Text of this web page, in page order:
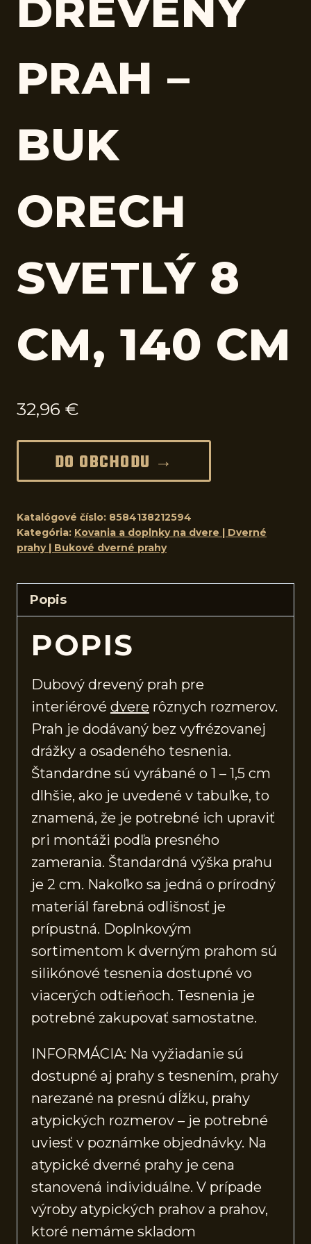
DREVENÝ
PRAH –
BUK
ORECH
SVETLÝ 8
CM, 140 CM
32,96 €
DO OBCHODU →
Katalógové číslo: 8584138212594
Kategória: Kovania a doplnky na dvere | Dverné
prahy | Bukové dverné prahy
Popis
POPIS
Dubový drevený prah pre
interiérové dvere rôznych rozmerov.
Prah je dodávaný bez vyfrézovanej
drážky a osadeného tesnenia.
Štandardne sú vyrábané o 1 – 1,5 cm
dlhšie, ako je uvedené v tabuľke, to
znamená, že je potrebné ich upraviť
pri montáži podľa presného
zamerania. Štandardná výška prahu
je 2 cm. Nakoľko sa jedná o prírodný
materiál farebná odlišnosť je
prípustná. Doplnkovým
sortimentom k dverným prahom sú
silikónové tesnenia dostupné vo
viacerých odtieňoch. Tesnenia je
potrebné zakupovať samostatne.
INFORMÁCIA: Na vyžiadanie sú
dostupné aj prahy s tesnením, prahy
narezané na presnú dĺžku, prahy
atypických rozmerov – je potrebné
uviesť v poznámke objednávky. Na
atypické dverné prahy je cena
stanovená individuálne. V prípade
výroby atypických prahov a prahov,
ktoré nemáme skladom